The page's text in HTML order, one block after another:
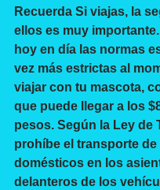
Recuerda Si viajas, la
ellos es muy
hoy en día las normas
vez más estrictas al
viajar con tu mascota,
que puede llegar a los
pesos. Según la Ley de
prohíbe el transporte de
domésticos en los
delanteros de los